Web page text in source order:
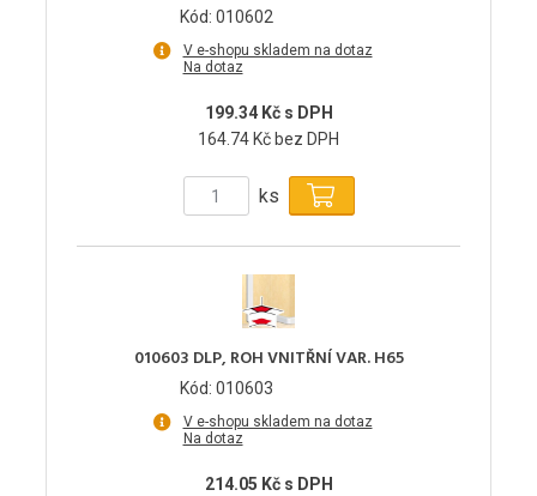
Kód: 010602
V e-shopu skladem na dotaz
Na dotaz
199.34 Kč s DPH
164.74 Kč bez DPH
ks
010603 DLP, ROH VNITŘNÍ VAR. H65
Kód: 010603
V e-shopu skladem na dotaz
Na dotaz
214.05 Kč s DPH